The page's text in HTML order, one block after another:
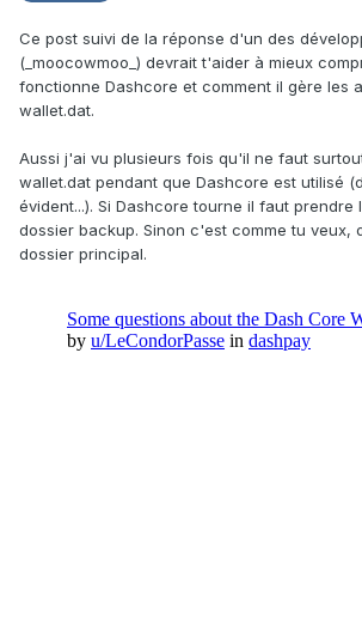
Ce post suivi de la réponse d'un des
(_moocowmoo_) devrait t'aider à mieux
fonctionne Dashcore et comment il gère les
wallet.dat.
Aussi j'ai vu plusieurs fois qu'il ne faut
wallet.dat pendant que Dashcore est utilisé
évident...). Si Dashcore tourne il faut prendre
dossier backup. Sinon c'est comme tu veux,
dossier principal.